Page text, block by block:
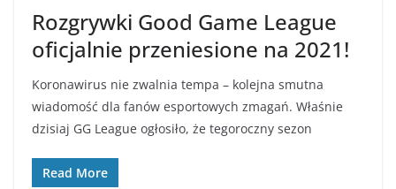
Rozgrywki Good Game League
oficjalnie przeniesione na 2021!
Koronawirus nie zwalnia tempa – kolejna smutna
wiadomość dla fanów esportowych zmagań. Właśnie
dzisiaj GG League ogłosiło, że tegoroczny sezon
Read More